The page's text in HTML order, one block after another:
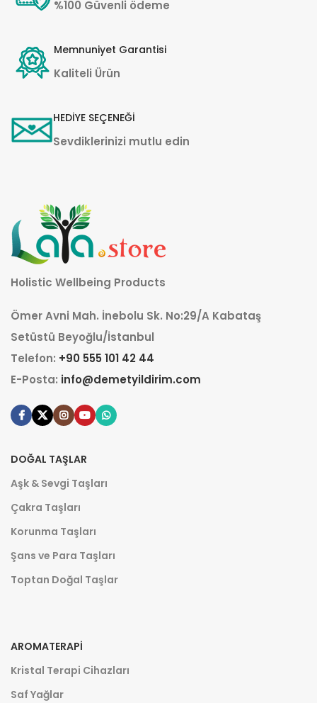
%100 Güvenli ödeme
Memnuniyet Garantisi
Kaliteli Ürün
HEDİYE SEÇENEĞİ
Sevdiklerinizi mutlu edin
Holistic Wellbeing Products
Ömer Avni Mah. İnebolu Sk. No:29/A Kabataş
Setüstü Beyoğlu/İstanbul
Telefon: +90 555 101 42 44
E-Posta: info@demetyildirim.com
DOĞAL TAŞLAR
Aşk & Sevgi Taşları
Çakra Taşları
Korunma Taşları
Şans ve Para Taşları
Toptan Doğal Taşlar
AROMATERAPI
Kristal Terapi Cihazları
Saf Yağlar